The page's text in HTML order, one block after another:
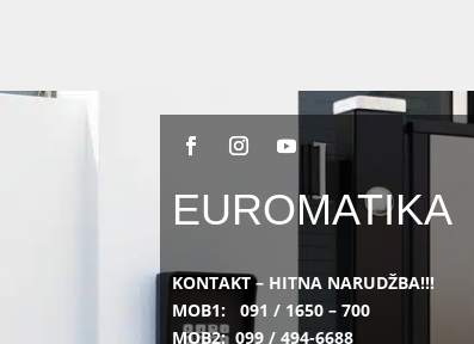
EUROMATIKA
KONTAKT – HITNA NARUDŽBA!!!
MOB1:091 / 1650 – 700
MOB2:099 / 494-6688